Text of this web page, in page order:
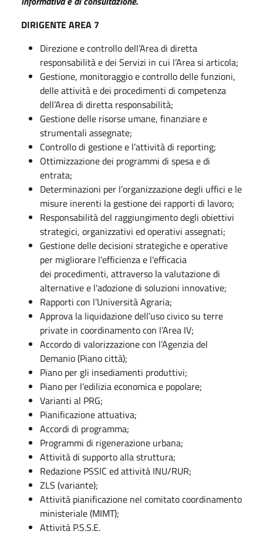
DIRIGENTE AREA 7
Direzione e controllo dell’Area di diretta
responsabilità e dei Servizi in cui l’Area si articola;
Gestione, monitoraggio e controllo delle funzioni,
delle attività e dei procedimenti di competenza
dell’Area di diretta responsabilità;
Gestione delle risorse umane, finanziare e
strumentali assegnate;
Controllo di gestione e l’attività di reporting;
Ottimizzazione dei programmi di spesa e di
entrata;
Determinazioni per l’organizzazione degli uffici e le
misure inerenti la gestione dei rapporti di lavoro;
Responsabilità del raggiungimento degli obiettivi
strategici, organizzativi ed operativi assegnati;
Gestione delle decisioni strategiche e operative
per migliorare l'efficienza e l'efficacia
dei procedimenti, attraverso la valutazione di
alternative e l'adozione di soluzioni innovative;
Rapporti con l’Università Agraria;
Approva la liquidazione dell’uso civico su terre
private in coordinamento con l’Area IV;
Accordo di valorizzazione con l’Agenzia del
Demanio (Piano città);
Piano per gli insediamenti produttivi;
Piano per l’edilizia economica e popolare;
Varianti al PRG;
Pianificazione attuativa;
Accordi di programma;
Programmi di rigenerazione urbana;
Attività di supporto alla struttura;
Redazione PSSIC ed attività INU/RUR;
ZLS (variante);
Attività pianificazione nel comitato coordinamento
ministeriale (MIMT);
Attività P.S.S.E.